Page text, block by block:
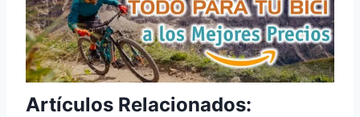
Artículos Relacionados: